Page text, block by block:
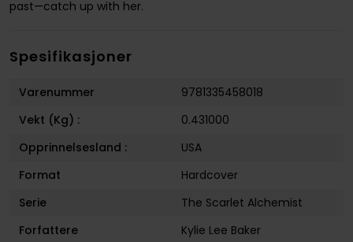
past—catch up with her.
Spesifikasjoner
Varenummer
9781335458018
Vekt (Kg) :
0.431000
Opprinnelsesland :
USA
Format
Hardcover
Serie
The Scarlet Alchemist
Forfattere
Kylie Lee Baker